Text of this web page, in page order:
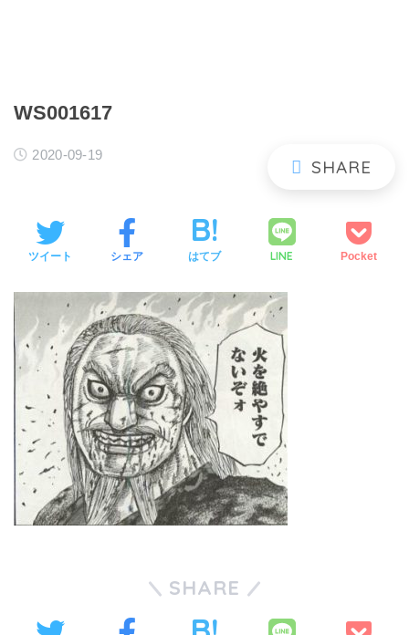
WS001617
2020-09-19
ツイート シェア はてブ LINE Pocket
SHARE